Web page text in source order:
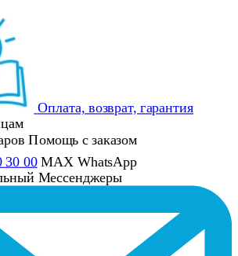
Оплата, возврат, гарантия
Помощь с заказом
30 00 MAX WhatsApp
Мессенджеры